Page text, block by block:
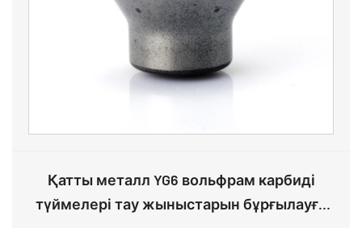
Қатты металл YG6 вольфрам карбиді
түймелері тау жыныстарын бұрғылауға